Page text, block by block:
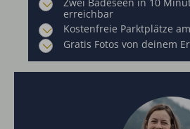
erreichbar
Kostenfreie Parktplätze
Gratis Fotos von deinem